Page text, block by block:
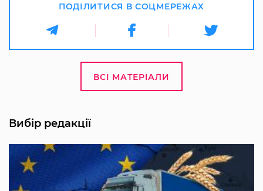
ПОДІЛИТИСЯ В СОЦМЕРЕЖАХ
ВСІ МАТЕРІАЛИ
Вибір редакції